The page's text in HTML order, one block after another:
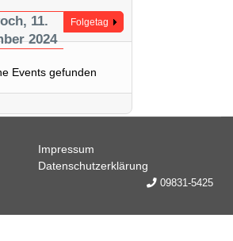
11.
2024
Folgetag
Events gefunden
Impressum
Datenschutzerklärung
09831-5425